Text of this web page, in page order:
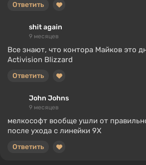
Ответить
shit again
9 месяцев
Все знают, что контора Майков это
Activision Blizzard
Ответить
John Johns
9 месяцев
мелкософт вообще ушли от
после ухода с линейки 9Х
Ответить